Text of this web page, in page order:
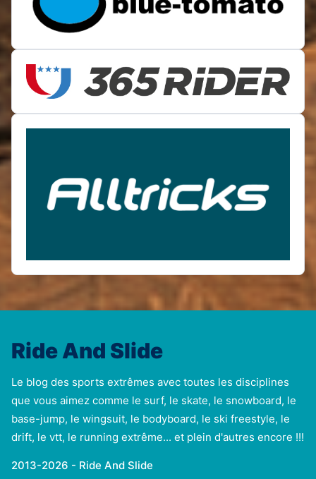
Ride And Slide
Le blog des sports extrêmes avec toutes les disciplines
que vous aimez comme le surf, le skate, le snowboard, le
base-jump, le wingsuit, le bodyboard, le ski freestyle, le
drift, le vtt, le running extrême... et plein d'autres encore !!!
2013-2026 - Ride And Slide